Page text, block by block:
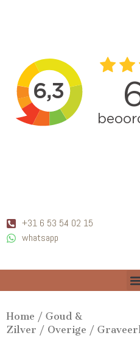
+31 6 53 54 02 15
whatsapp
Home / Goud &
Zilver / Overige /